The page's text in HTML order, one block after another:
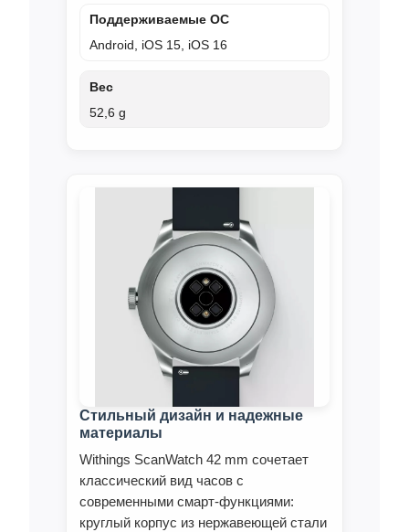
Поддерживаемые ОС
Android, iOS 15, iOS 16
Вес
52,6 g
Стильный дизайн и надежные
материалы
Withings ScanWatch 42 mm сочетает
классический вид часов с
современными смарт‑функциями:
круглый корпус из нержавеющей стали